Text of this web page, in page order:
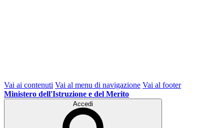
Vai ai contenuti Vai al menu di navigazione Vai al footer
Ministero dell'Istruzione e del Merito
Accedi